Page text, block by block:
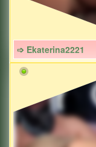
➩ Ekaterina2221